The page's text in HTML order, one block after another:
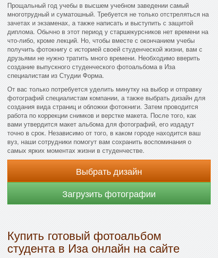
Прощальный год учебы в высшем учебном заведении самый
многотрудный и суматошный. Требуется не только отстреляться на
зачетах и экзаменах, а также написать и выступить с защитой
диплома. Обычно в этот период у старшекурсников нет времени на
что-либо, кроме лекций. Но, чтобы вместе с окончанием учебы
получить фотокнигу с историей своей студенческой жизни, вам с
друзьями не нужно тратить много времени. Необходимо вверить
создание выпускного студенческого фотоальбома в Иза
специалистам из Студии Форма.
От вас только потребуется уделить минутку на выбор и отправку
фотографий специалистам компании, а также выбрать дизайн для
создания вида страниц и обложки фотокниги. Затем проводится
работа по коррекции снимков и верстке макета. После того, как
вами утвердится макет альбома для фотографий, его издадут
точно в срок. Независимо от того, в каком городе находится ваш
вуз, наши сотрудники помогут вам сохранить воспоминания о
самых ярких моментах жизни в студенчестве.
Выбрать дизайн
Загрузить фотографии
Купить готовый фотоальбом
студента в Иза онлайн на сайте